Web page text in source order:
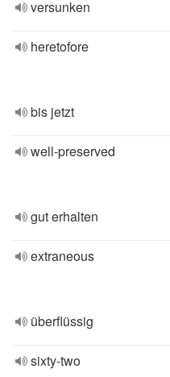
versunken
heretofore
bis jetzt
well-preserved
gut erhalten
extraneous
überflüssig
sixty-two